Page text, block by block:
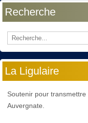
Recherche
La Ligulaire
Soutenir pour
Auvergnate.